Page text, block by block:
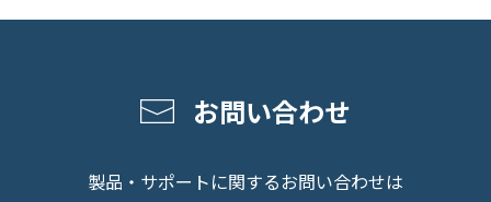
お問い合わせ
製品・サポートに関するお問い合わせは